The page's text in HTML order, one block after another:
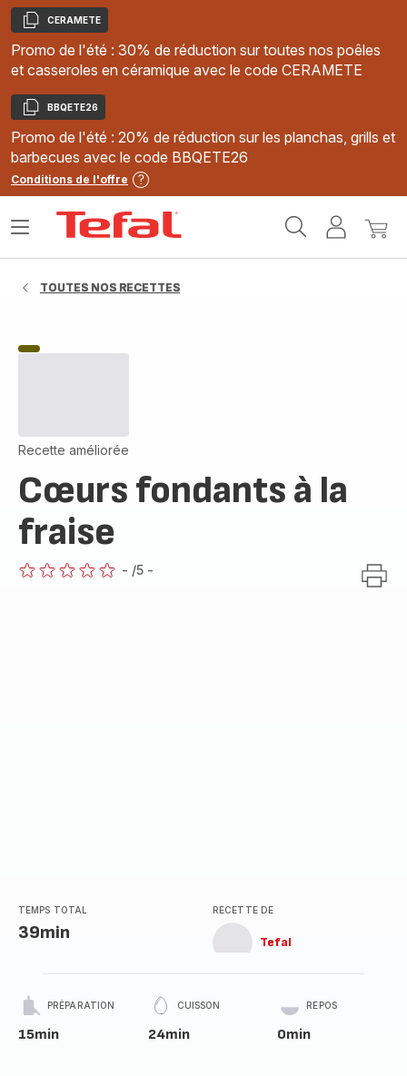
Copier
CERAMETE
Promo de l'été : 30% de réduction sur toutes nos poêles
et casseroles en céramique avec le code CERAMETE
Copier
BBQETE26
Promo de l'été : 20% de réduction sur les planchas, grills et
barbecues avec le code BBQETE26
Conditions de l'offre
MonMon
Ouvrir
TOUTES NOS RECETTES
Recette améliorée
Cœurs fondants à la
fraise
- /5 -
TEMPS TOTAL
39min
RECETTE DE
Tefal
PRÉPARATION
15min
CUISSON
24min
REPOS
0min